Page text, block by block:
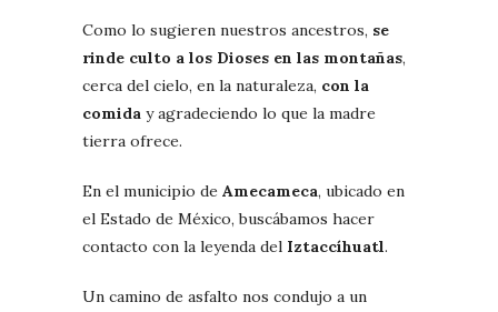
Como lo sugieren nuestros ancestros, se
rinde culto a los Dioses en las montañas,
cerca del cielo, en la naturaleza, con la
comida y agradeciendo lo que la madre
tierra ofrece.
En el municipio de Amecameca, ubicado en
el Estado de México, buscábamos hacer
contacto con la leyenda del Iztaccíhuatl.
Un camino de asfalto nos condujo a un